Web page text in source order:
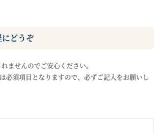
どうぞ
ませんのでご安心ください。
必須項目となりますので、必ずご記入をお願いし